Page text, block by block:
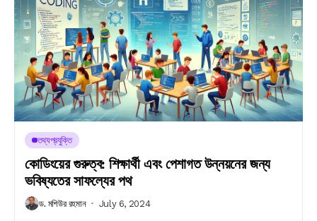
তথ্যপ্রযুক্তি
কোডিংয়ের গুরুত্ব: শিক্ষার্থী এবং পেশাগত উন্নয়নের জন্য
ভবিষ্যতের সাফল্যের পথ
ড. মশিউর রহমান July 6, 2024